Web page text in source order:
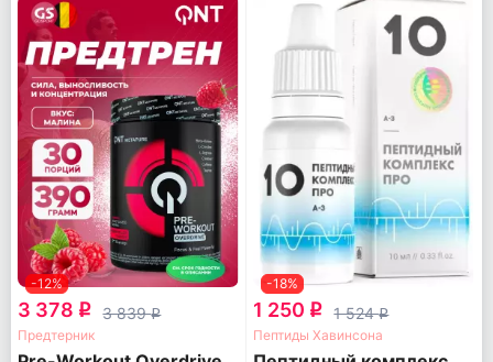
-12%
3 378 q 3 839q
Предтерник
-18%
1 250 q 1 524q
Пептиды Хавинсона